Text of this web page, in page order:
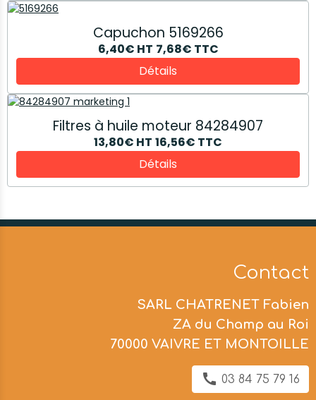
Capuchon 5169266
6,40€ HT 7,68€ TTC
Détails
Filtres à huile moteur 84284907
13,80€ HT 16,56€ TTC
Détails
Contact
SARL CHATRENET Fabien
ZA du Champ au Roi
70000 VAIVRE ET MONTOILLE
03 84 75 79 16